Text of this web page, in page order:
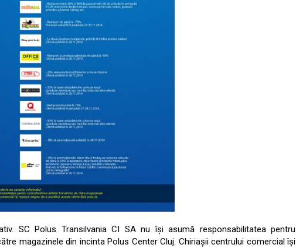
SC Polus Transilvania CI SA nu își asumă responsabilitatea pentru
magazinele din incinta Polus Center Cluj. Chiriașii centrului comercial își